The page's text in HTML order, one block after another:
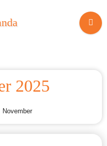
2025
November